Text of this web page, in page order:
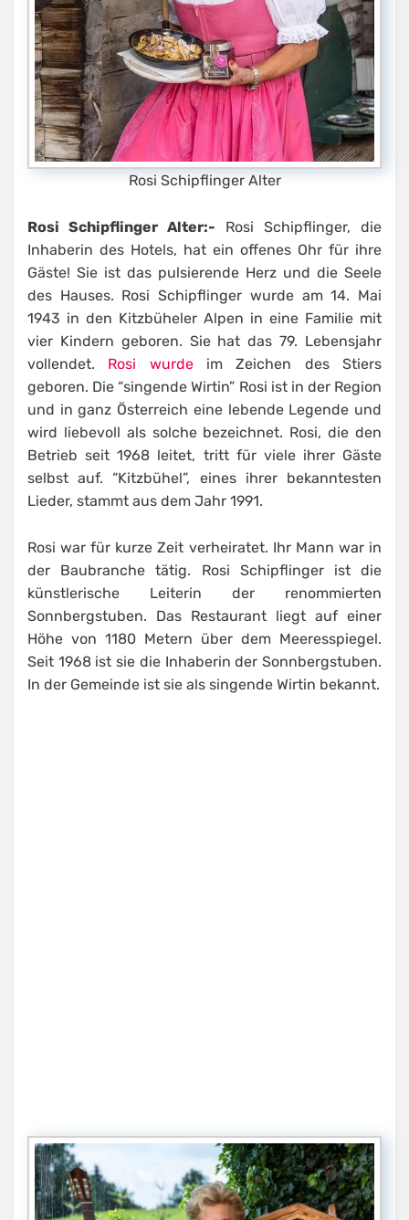
Rosi Schipflinger Alter
Rosi Schipflinger Alter:- Rosi Schipflinger, die
Inhaberin des Hotels, hat ein offenes Ohr für ihre
Gäste! Sie ist das pulsierende Herz und die Seele
des Hauses. Rosi Schipflinger wurde am 14. Mai
1943 in den Kitzbüheler Alpen in eine Familie mit
vier Kindern geboren. Sie hat das 79. Lebensjahr
vollendet. Rosi wurdeim Zeichen des Stiers
geboren. Die “singende Wirtin” Rosi ist in der Region
und in ganz Österreich eine lebende Legende und
wird liebevoll als solche bezeichnet. Rosi, die den
Betrieb seit 1968 leitet, tritt für viele ihrer Gäste
selbst auf. “Kitzbühel”, eines ihrer bekanntesten
Lieder, stammt aus dem Jahr 1991.
Rosi war für kurze Zeit verheiratet. Ihr Mann war in
der Baubranche tätig. Rosi Schipflinger ist die
künstlerische Leiterin der renommierten
Sonnbergstuben. Das Restaurant liegt auf einer
Höhe von 1180 Metern über dem Meeresspiegel.
Seit 1968 ist sie die Inhaberin der Sonnbergstuben.
In der Gemeinde ist sie als singende Wirtin bekannt.